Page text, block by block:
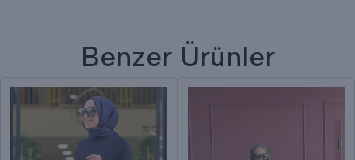
Benzer Ürünler